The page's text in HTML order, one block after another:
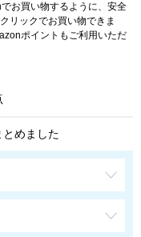
お買い物するように、安全
リックでお買い物できま
ポイントもご利用いただ
めました